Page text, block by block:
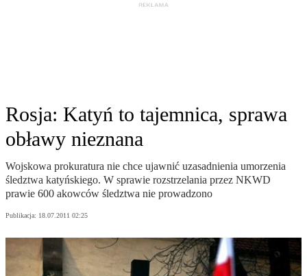
Rosja: Katyń to tajemnica, sprawa
obławy nieznana
Wojskowa prokuratura nie chce ujawnić uzasadnienia umorzenia
śledztwa katyńskiego. W sprawie rozstrzelania przez NKWD
prawie 600 akowców śledztwa nie prowadzono
Publikacja: 18.07.2011 02:25